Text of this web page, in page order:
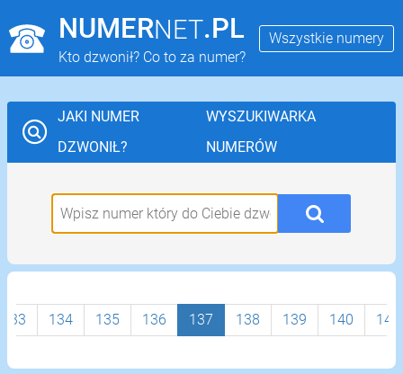
NUMERNET.PL
Kto dzwonił? Co to za numer?
Wszystkie numery
JAKI NUMER
DZWONIŁ?
WYSZUKIWARKA
NUMERÓW
133 134 135 136 137 138 139 140 141